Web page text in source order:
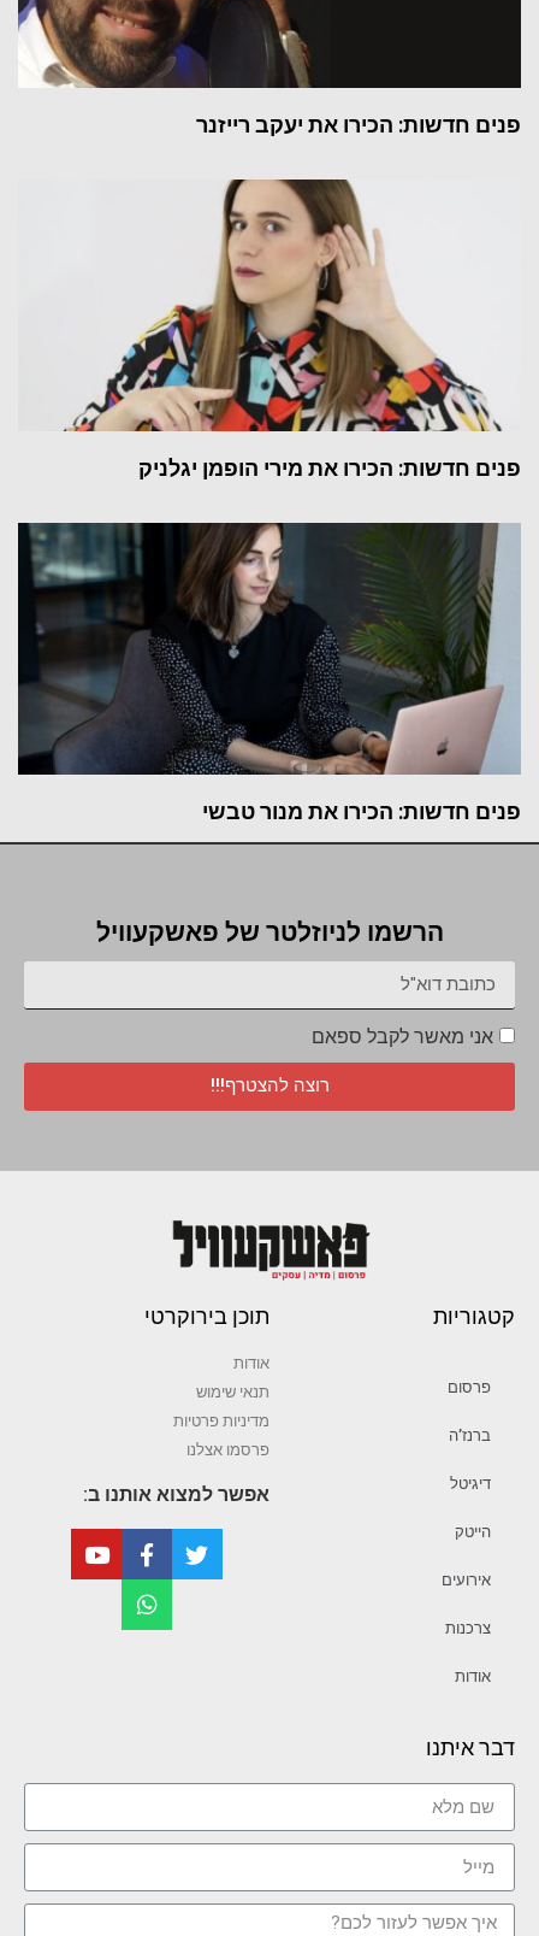
פנים חדשות: הכירו את יעקב רייזנר
פנים חדשות: הכירו את מירי הופמן יגלניק
פנים חדשות: הכירו את מנור טבשי
הרשמו לניוזלטר של פאשקעוויל
אני מאשר לקבל ספאם
רוצה להצטרף!!!
קטגוריות
פרסום
ברנז’ה
דיגיטל
הייטק
אירועים
צרכנות
אודות
תוכן בירוקרטי
אודות
תנאי שימוש
מדיניות פרטיות
פרסמו אצלנו
אפשר למצוא אותנו ב:
דבר איתנו